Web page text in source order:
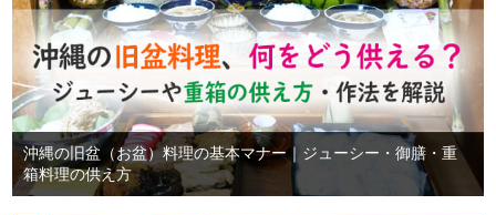
沖縄の旧盆（お盆）料理の基本マナー｜ジューシー・御膳・重
箱料理の供え方